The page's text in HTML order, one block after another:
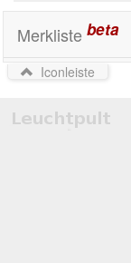
Merkliste beta
Iconleiste